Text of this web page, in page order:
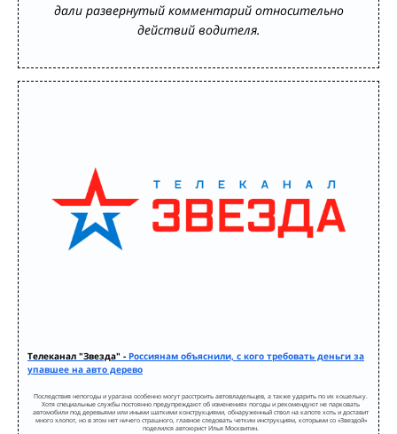
дали развернутый комментарий относительно
действий водителя.
Телеканал "Звезда" - Россиянам объяснили, с кого требовать деньги за
упавшее на авто дерево
Последствия непогоды и урагана особенно могут расстроить автовладельцев, а также ударить по их кошельку.
Хотя специальные службы постоянно предупреждают об изменениях погоды и рекомендуют не парковать
автомобили под деревьями или иными шаткими конструкциями, обнаруженный ствол на капоте хоть и доставит
много хлопот, но в этом нет ничего страшного, главное следовать четким инструкциям, которыми со «Звездой»
поделился автоюрист Илья Москвитин.